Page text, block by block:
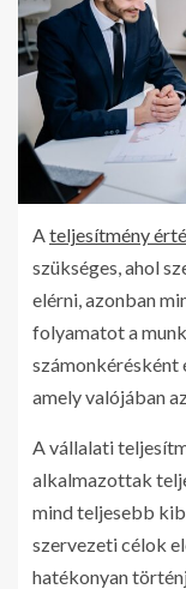
A teljesítmény
szükséges, ahol
elérni, azonban
folyamatot a
számonkérésként
amely valójában
A vállalati
alkalmazottak
mind teljesebb
szervezeti célok
hatékonyan